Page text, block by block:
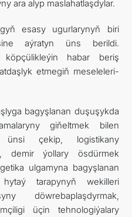
ara alyp maslahatlaşdylar.
esasy ugurlarynyň biri
aýratyn üns berildi.
köpçülikleýin habar beriş
etmegiň meseleleri-
bagyşlanan duşuşykda
giňeltmek bilen
ünsi çekip, logistikany
demir ýollary ösdürmek
ulgamyna bagyşlanan
tarapynyň wekilleri
döwrebaplaşdyrmak,
üçin tehnologiýalary